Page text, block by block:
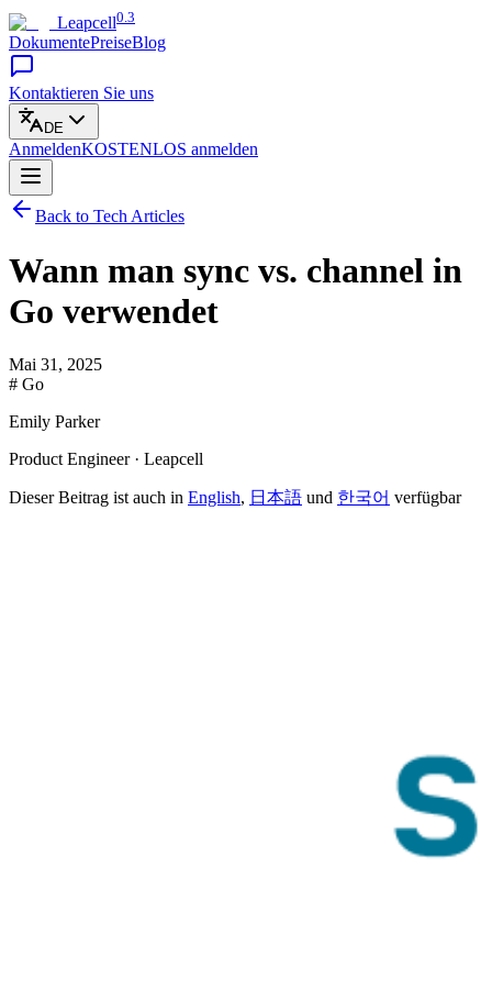
Leapcell0.3
DokumentePreiseBlog
Kontaktieren Sie uns
DE
AnmeldenKOSTENLOS anmelden
Back to Tech Articles
Wann man sync vs. channel in
Go verwendet
Mai 31, 2025
# Go
Emily Parker
Product Engineer · Leapcell
Dieser Beitrag ist auch in English, 日本語 und 한국어 verfügbar